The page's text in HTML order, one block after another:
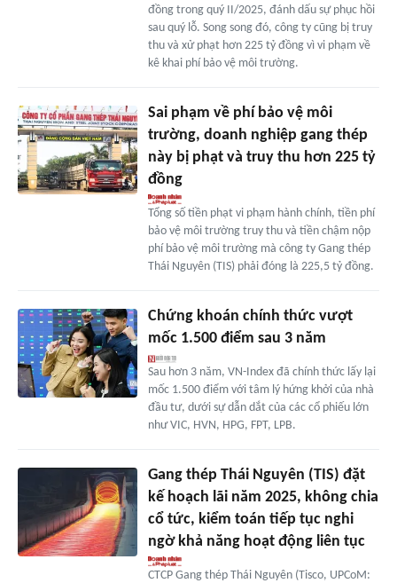
đồng trong quý II/2025, đánh dấu sự phục hồi
sau quý lỗ. Song song đó, công ty cũng bị truy
thu và xử phạt hơn 225 tỷ đồng vì vi phạm về
kê khai phí bảo vệ môi trường.
Sai phạm về phí bảo vệ môi
trường, doanh nghiệp gang thép
này bị phạt và truy thu hơn 225 tỷ
đồng
Tổng số tiền phạt vi phạm hành chính, tiền phí
bảo vệ môi trường truy thu và tiền chậm nộp
phí bảo vệ môi trường mà công ty Gang thép
Thái Nguyên (TIS) phải đóng là 225,5 tỷ đồng.
Chứng khoán chính thức vượt
mốc 1.500 điểm sau 3 năm
Sau hơn 3 năm, VN-Index đã chính thức lấy lại
mốc 1.500 điểm với tâm lý hứng khởi của nhà
đầu tư, dưới sự dẫn dắt của các cổ phiếu lớn
như VIC, HVN, HPG, FPT, LPB.
Gang thép Thái Nguyên (TIS) đặt
kế hoạch lãi năm 2025, không chia
cổ tức, kiểm toán tiếp tục nghi
ngờ khả năng hoạt động liên tục
CTCP Gang thép Thái Nguyên (Tisco, UPCoM: